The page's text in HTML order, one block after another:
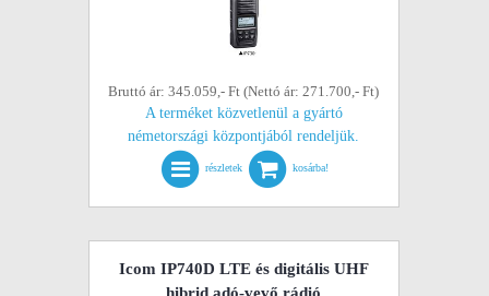
Bruttó ár: 345.059,- Ft (Nettó ár: 271.700,- Ft)
A terméket közvetlenül a gyártó
németországi központjából rendeljük.
részletek kosárba!
Icom IP740D LTE és digitális UHF